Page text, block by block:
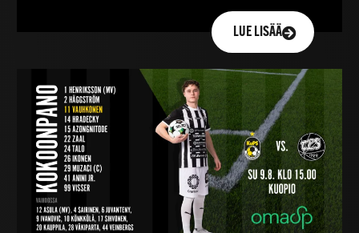
LUE LISÄÄ